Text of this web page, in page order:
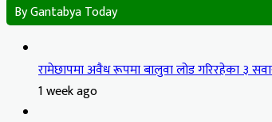
By Gantabya Today
रामेछापमा अवैध रूपमा बालुवा लोड गरिरहेका ३
1 week ago